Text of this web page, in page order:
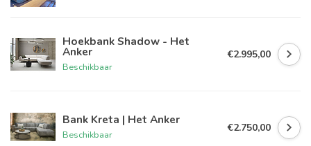
Hoekbank Shadow - Het
Anker
Beschikbaar
€2.995,00
Bank Kreta | Het Anker
Beschikbaar
€2.750,00